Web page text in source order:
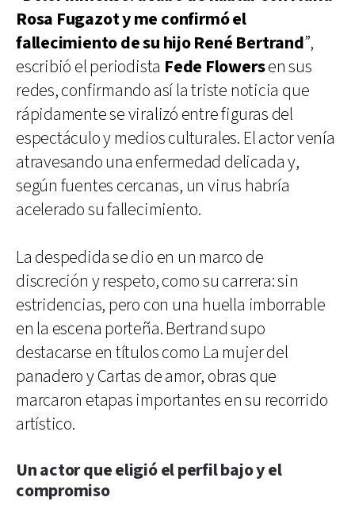
Rosa Fugazot y me confirmó el
fallecimiento de su hijo René Bertrand”,
escribió el periodista Fede Flowersen sus
redes, confirmando así la triste noticia que
rápidamente se viralizó entre figuras del
espectáculo y medios culturales. El actor venía
atravesando una enfermedad delicada y,
según fuentes cercanas, un virus habría
acelerado su fallecimiento.
La despedida se dio en un marco de
discreción y respeto, como su carrera: sin
estridencias, pero con una huella imborrable
en la escena porteña. Bertrand supo
destacarse en títulos como La mujer del
panadero y Cartas de amor, obras que
marcaron etapas importantes en su recorrido
artístico.
Un actor que eligió el perfil bajo y el
compromiso